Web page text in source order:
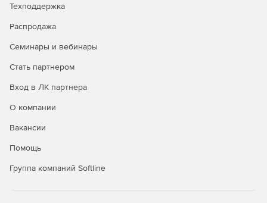
сервисов.
Управление всеми аспектами безопасности удобно и
Автоматизация политики безопасности и
среды.
облачных сред и успешно отражайте самые сложные
атаки.
Техподдержка
Распродажа
Семинары и вебинары
Стать партнером
Вход в ЛК партнера
О компании
Вакансии
Помощь
Группа компаний Softline